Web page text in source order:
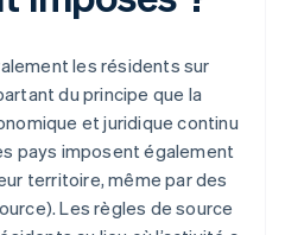
les résidents sur
du principe que la
et juridique continu
pays imposent également
territoire, même par des
Les règles de source